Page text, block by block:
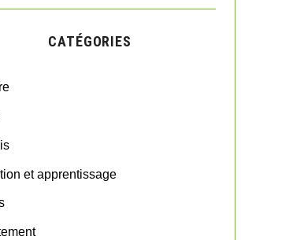
C
CATÉGORIES
et apprentissage